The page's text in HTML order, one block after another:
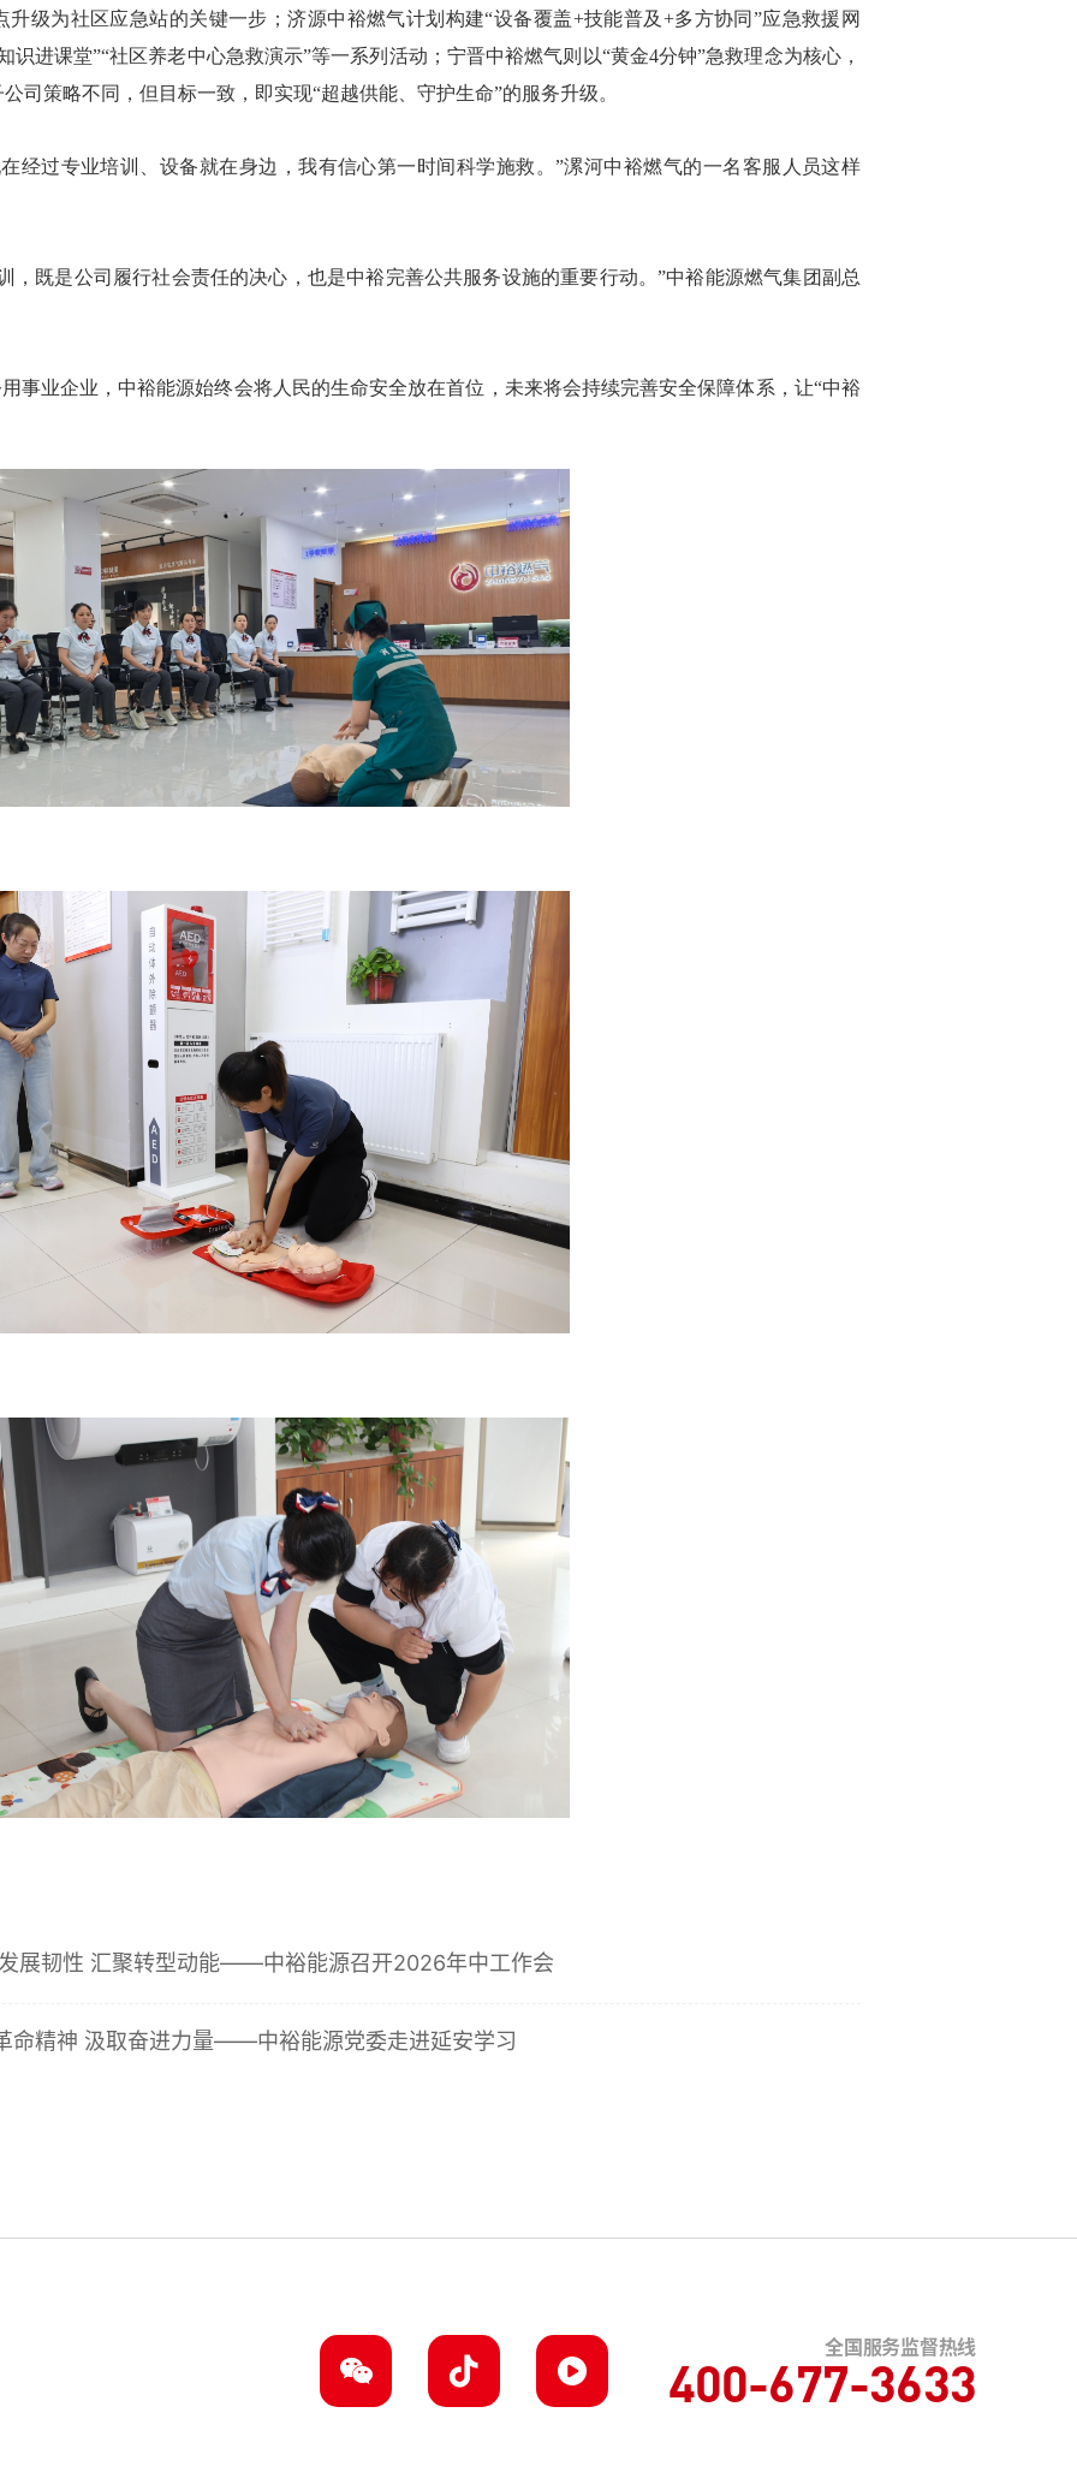
为社区应急站的关键一步；济源中裕燃气计划构建“设备覆盖+技能普及+多方协同”应急救援网
进课堂”“社区养老中心急救演示”等一系列活动；宁晋中裕燃气则以“黄金4分钟”急救理念为核心，
司策略不同，但目标一致，即实现“超越供能、守护生命”的服务升级。
过专业培训、设备就在身边，我有信心第一时间科学施救。”漯河中裕燃气的一名客服人员这样
既是公司履行社会责任的决心，也是中裕完善公共服务设施的重要行动。”中裕能源燃气集团副总
业企业，中裕能源始终会将人民的生命安全放在首位，未来将会持续完善安全保障体系，让“中裕
发展韧性 汇聚转型动能——中裕能源召开2026年中工作会
命精神 汲取奋进力量——中裕能源党委走进延安学习
全国服务监督热线
400-677-3633